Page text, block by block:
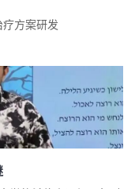
方案研发